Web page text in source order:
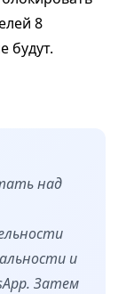
8
будут.
над
и
Затем